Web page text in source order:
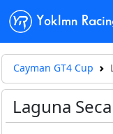
Yoklmn
Cayman GT4 Cup
Laguna Seca